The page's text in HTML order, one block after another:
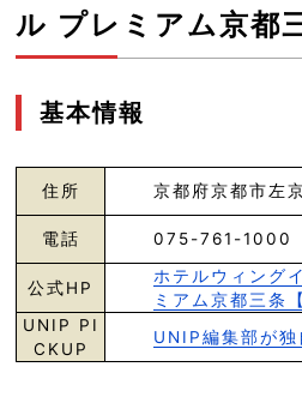
ル プレミアム京都
基本情報
住所 京都府京都市左
電話 075-761-1000
公式HP
ホテルウィング
ミアム京都三条
UNIP PI
CKUP
UNIP編集部が独